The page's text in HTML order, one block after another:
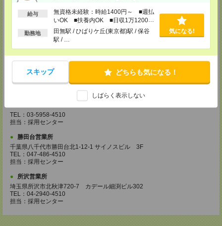
給与
無資格未経験：時給1400円～ ■週払
いOK ■扶養内OK ■日収1万1200円
以上
勤務地
田無駅 / ひばりケ丘(東京都)駅 / 保谷
駅 / …
気になる!
スキップ どちらも気になる！
しばらく表示しない
新宿営業所
東京都新宿区西新宿1-8-1 新宿ビルディング5Ｆ
TEL：03-6911-4510
担当：採用センター
立川営業所
東京都立川市曙町2-31-15 日住金立川ビル3F
TEL：042-540-7331
担当：採用センター
東京都豊島区南池袋2-27-16 近藤ビル4F
TEL：03-5958-4510
担当：採用センター
勝田台営業所
千葉県八千代市勝田台北1-12-1 サイノスビル 3F
TEL：047-486-4510
担当：採用センター
所沢営業所
埼玉県所沢市北秋津720-7 カデール細渕ビル302
TEL：04-2940-4510
担当：採用センター